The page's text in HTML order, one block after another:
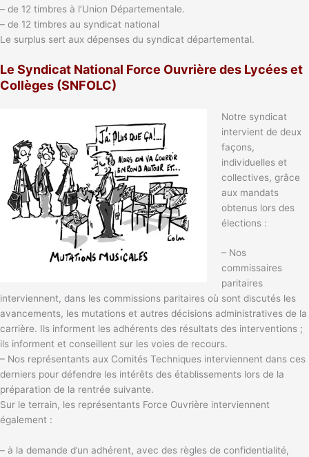
– de 12 timbres à l’Union Départementale.
– de 12 timbres au syndicat national
Le surplus sert aux dépenses du syndicat départemental.
Le Syndicat National Force Ouvrière des Lycées et
Collèges (SNFOLC)
Notre syndicat
intervient de deux
façons,
individuelles et
collectives, grâce
aux mandats
obtenus lors des
élections :
– Nos
commissaires
paritaires
interviennent, dans les commissions paritaires où sont discutés les
avancements, les mutations et autres décisions administratives de la
carrière. Ils informent les adhérents des résultats des interventions ;
ils informent et conseillent sur les voies de recours.
– Nos représentants aux Comités Techniques interviennent dans ces
derniers pour défendre les intérêts des établissements lors de la
préparation de la rentrée suivante.
Sur le terrain, les représentants Force Ouvrière interviennent
également :
– à la demande d’un adhérent, avec des règles de confidentialité,